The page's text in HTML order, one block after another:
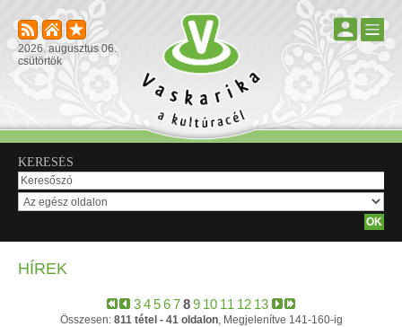
2026. augusztus 06.
csütörtök
KERESÉS
HÍREK
3456789 10 11 12 13
Összesen: 811 tétel - 41 oldalon, Megjelenítve 141-160-ig